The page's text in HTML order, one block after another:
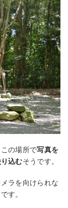
の場所で写真を
込むそうです。
ラを向けられな
す。